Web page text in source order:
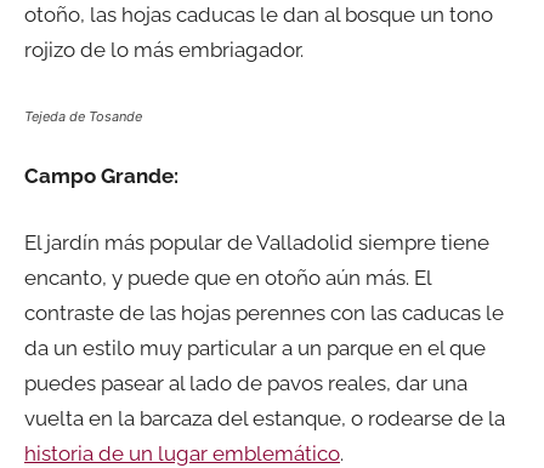
otoño, las hojas caducas le dan al bosque un tono
rojizo de lo más embriagador.
Tejeda de Tosande
Campo Grande:
El jardín más popular de Valladolid siempre tiene
encanto, y puede que en otoño aún más. El
contraste de las hojas perennes con las caducas le
da un estilo muy particular a un parque en el que
puedes pasear al lado de pavos reales, dar una
vuelta en la barcaza del estanque, o rodearse de la
historia de un lugar emblemático.